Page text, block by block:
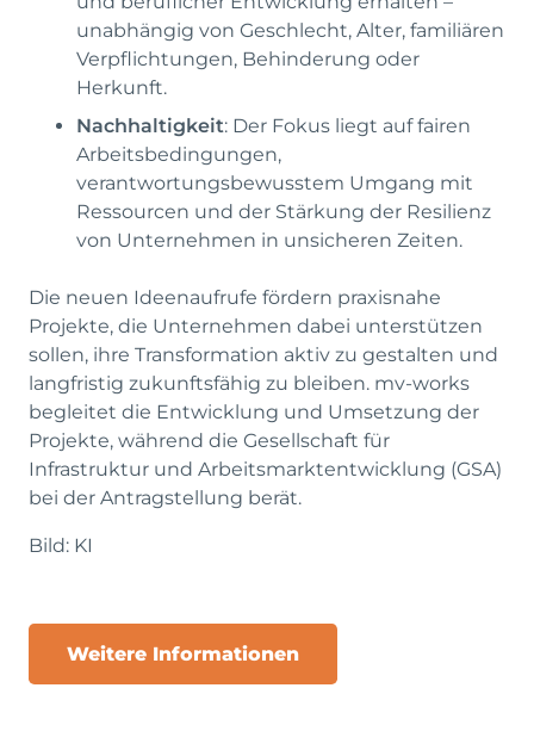
unabhängig von Geschlecht, Alter, familiären
Verpflichtungen, Behinderung oder
Herkunft.
Nachhaltigkeit: Der Fokus liegt auf fairen
Arbeitsbedingungen,
verantwortungsbewusstem Umgang mit
Ressourcen und der Stärkung der Resilienz
von Unternehmen in unsicheren Zeiten.
Die neuen Ideenaufrufe fördern praxisnahe
Projekte, die Unternehmen dabei unterstützen
sollen, ihre Transformation aktiv zu gestalten und
langfristig zukunftsfähig zu bleiben. mv-works
begleitet die Entwicklung und Umsetzung der
Projekte, während die Gesellschaft für
Infrastruktur und Arbeitsmarktentwicklung (GSA)
bei der Antragstellung berät.
Bild: KI
Weitere Informationen